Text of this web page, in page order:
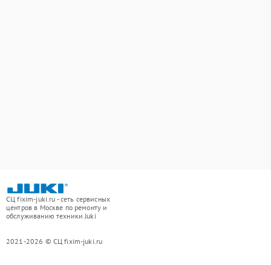
СЦ fixim-juki.ru - сеть сервисных
центров в Москве по ремонту и
обслуживанию техники Juki
2021-2026 © СЦ fixim-juki.ru